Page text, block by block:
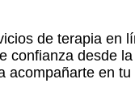
de terapia en
desde
en